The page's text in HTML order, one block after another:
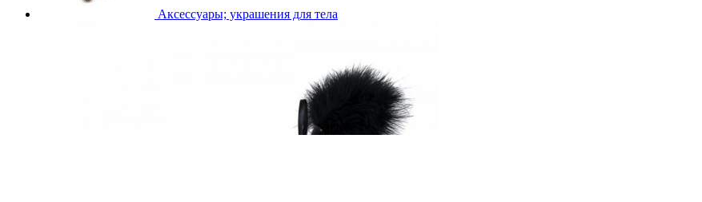
Аксессуары; украшения для тела